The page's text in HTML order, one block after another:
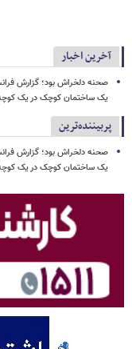
آخرین اخبار
یک ساختمان کوچک در یک
پربیننده‌ترین
یک ساختمان کوچک در یک